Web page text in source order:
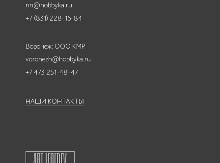
nn@hobbyka.ru
+7 (831) 228-16-84
Воронеж: ООО КМР
voronezh@hobbyka.ru
+7 473 251-48-47
НАШИ КОНТАКТЫ